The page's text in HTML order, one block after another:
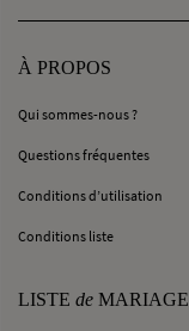
À PROPOS
Qui sommes-nous ?
Questions fréquentes
Conditions d’utilisation
Conditions liste
LISTE de MARIAGE